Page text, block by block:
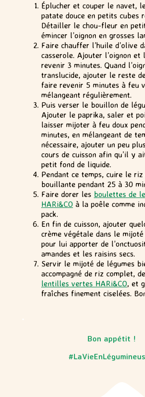
Éplucher et couper le navet,
patate douce en petits cubes
Détailler le chou-fleur en
émincer l’oignon en grosses
Faire chauffer l’huile d’olive
casserole. Ajouter l’oignon
revenir 3 minutes. Quand
translucide, ajouter le reste
faire revenir 5 minutes à feu
mélangeant régulièrement.
Puis verser le bouillon de
Ajouter le paprika, saler et
laisser mijoter à feu doux
minutes, en mélangeant de
nécessaire, ajouter un peu
cours de cuisson afin qu’il y
petit fond de liquide.
Pendant ce temps, cuire le riz
bouillante pendant 25 à 30
Faire dorer les boulettes de
HARi&CO à la poêle comme
pack.
En fin de cuisson, ajouter
crème végétale dans le mijoté
pour lui apporter de
amandes et les raisins secs.
Servir le mijoté de légumes
accompagné de riz complet, de
lentilles vertes HARi&CO, et
fraîches finement ciselées.
Bon appétit !